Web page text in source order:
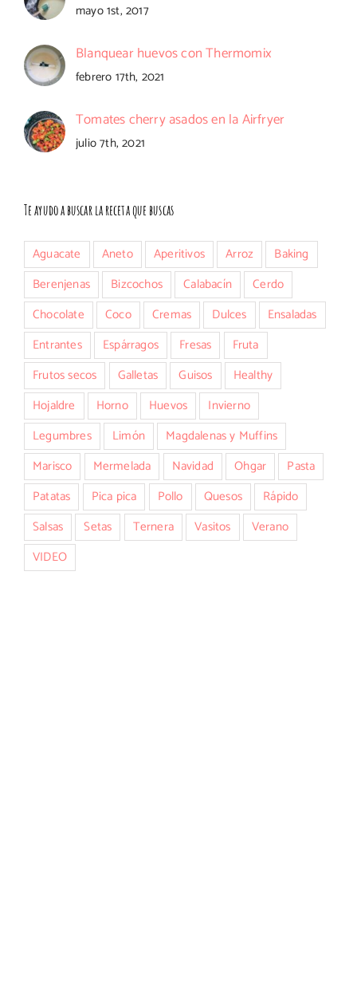
mayo 1st, 2017
Blanquear huevos con Thermomix
febrero 17th, 2021
Tomates cherry asados en la Airfryer
julio 7th, 2021
Te ayudo a buscar la receta que buscas
Aguacate Aneto Aperitivos Arroz
Baking
Berenjenas
Bizcochos Calabacín
Cerdo
Chocolate
Coco Cremas Dulces
Ensaladas
Entrantes
Espárragos Fresas
Fruta
Frutos secos
Galletas Guisos
Healthy
Hojaldre
Horno Huevos
Invierno
Legumbres
Limón
Magdalenas y Muffins
Marisco
Mermelada Navidad Ohgar
Pasta
Patatas
Pica pica Pollo Quesos
Rápido
Salsas
Setas Ternera Vasitos
Verano
VIDEO